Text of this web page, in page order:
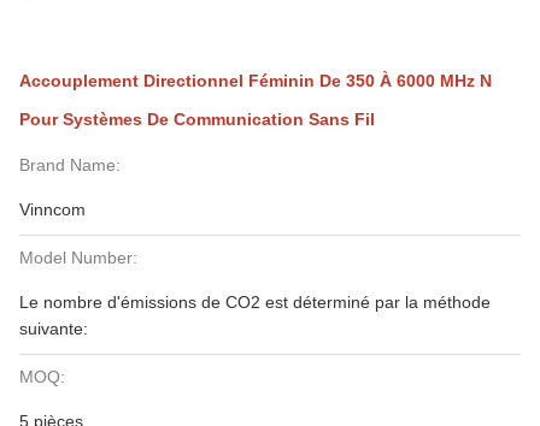
Accouplement Directionnel Féminin De 350 À 6000 MHz N
Pour Systèmes De Communication Sans Fil
Brand Name:
Vinncom
Model Number:
Le nombre d'émissions de CO2 est déterminé par la méthode
suivante:
MOQ:
5 pièces